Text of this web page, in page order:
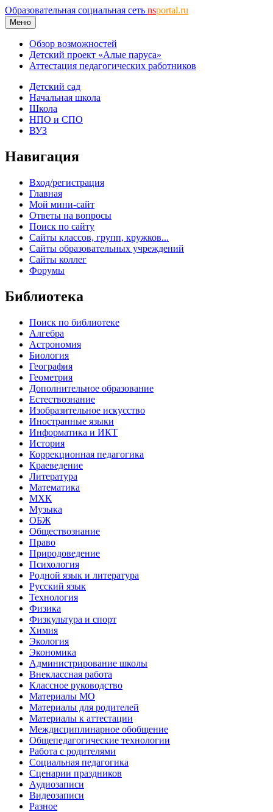
Образовательная социальная сеть nsportal.ru
Меню
Обзор возможностей
Детский проект «Алые паруса»
Аттестация педагогических работников
Детский сад
Начальная школа
Школа
НПО и СПО
ВУЗ
Навигация
Вход/регистрация
Главная
Мой мини-сайт
Ответы на вопросы
Поиск по сайту
Сайты классов, групп, кружков...
Сайты образовательных учреждений
Сайты коллег
Форумы
Библиотека
Поиск по библиотеке
Алгебра
Астрономия
Биология
География
Геометрия
Дополнительное образование
Естествознание
Изобразительное искусство
Иностранные языки
Информатика и ИКТ
История
Коррекционная педагогика
Краеведение
Литература
Математика
МХК
Музыка
ОБЖ
Обществознание
Право
Природоведение
Психология
Родной язык и литература
Русский язык
Технология
Физика
Физкультура и спорт
Химия
Экология
Экономика
Администрирование школы
Внеклассная работа
Классное руководство
Материалы МО
Материалы для родителей
Материалы к аттестации
Междисциплинарное обобщение
Общепедагогические технологии
Работа с родителями
Социальная педагогика
Сценарии праздников
Аудиозаписи
Видеозаписи
Разное